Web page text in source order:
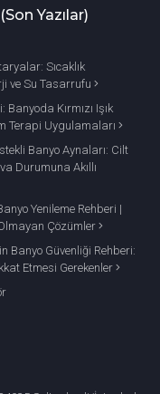
Yazılar)
Sıcaklık
ve Su Tasarrufu
Kırmızı Işık
Terapi Uygulamaları
Banyo Aynaları: Cilt
Durumuna Akıllı
Yenileme Rehberi |
Çözümler
Banyo Güvenliği Rehberi:
Etmesi Gerekenler